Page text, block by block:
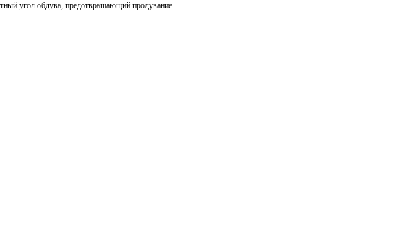
угол обдува, предотвращающий продувание.